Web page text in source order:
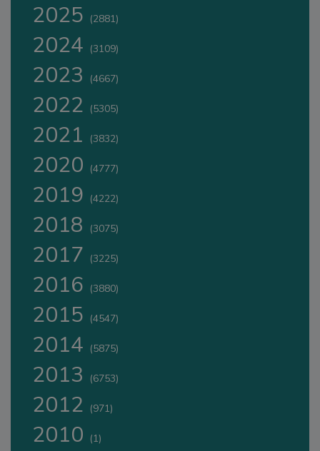
2025 (2881)
2024 (3109)
2023 (4667)
2022 (5305)
2021 (3832)
2020 (4777)
2019 (4222)
2018 (3075)
2017 (3225)
2016 (3880)
2015 (4547)
2014 (5875)
2013 (6753)
2012 (971)
2010 (1)